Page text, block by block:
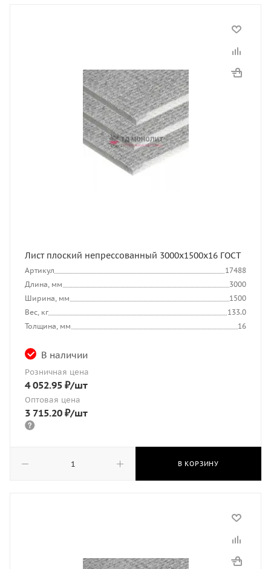
Лист плоский непрессованный 3000x1500x16 ГОСТ
Артикул
17488
Длина, мм
3000
Ширина, мм
1500
Вес, кг
133.0
Толщина, мм
16
В наличии
Розничная цена
4 052.95 ₽/шт
Оптовая цена
3 715.20 ₽/шт
В КОРЗИНУ